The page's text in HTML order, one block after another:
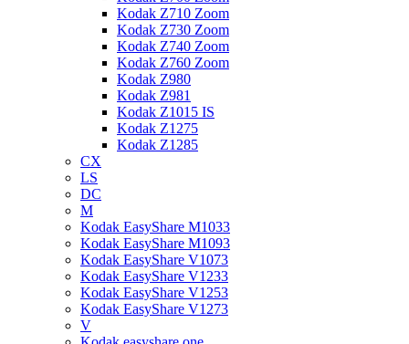
Kodak Z710 Zoom
Kodak Z730 Zoom
Kodak Z740 Zoom
Kodak Z760 Zoom
Kodak Z980
Kodak Z981
Kodak Z1015 IS
Kodak Z1275
Kodak Z1285
CX
LS
DC
M
Kodak EasyShare M1033
Kodak EasyShare M1093
Kodak EasyShare V1073
Kodak EasyShare V1233
Kodak EasyShare V1253
Kodak EasyShare V1273
V